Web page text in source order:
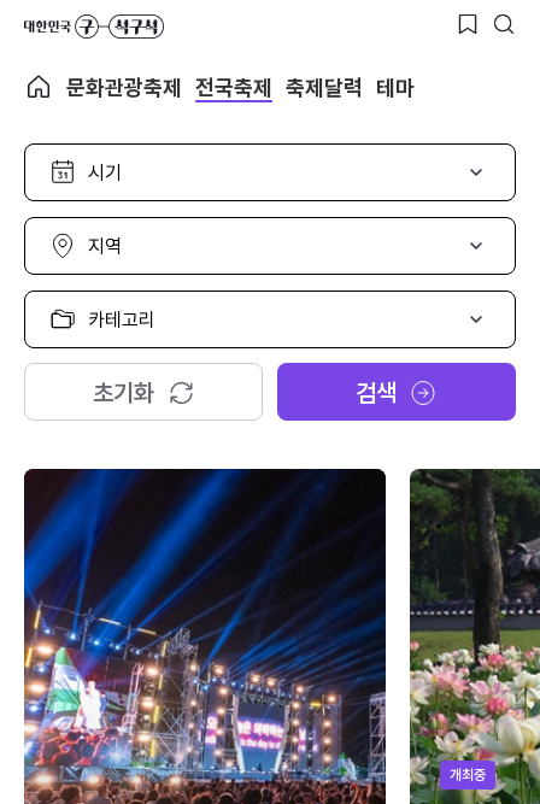
문화관광축제 전국축제 축제달력 테마
시
선
택
지
선
택
카
고
리
택
초기화 검색
개최중